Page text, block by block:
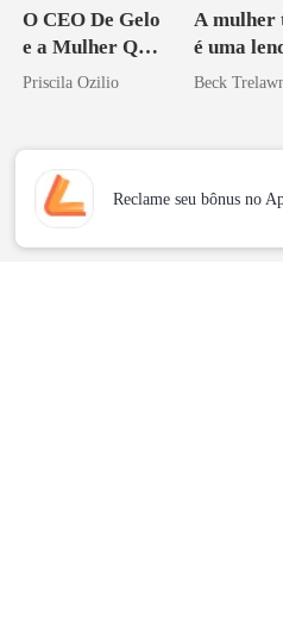
O CEO De Gelo
e a Mulher Que
Ele Jurou Odiar
Priscila Ozilio
A mulher
é uma
mundial
Beck
Reclame seu bônus no